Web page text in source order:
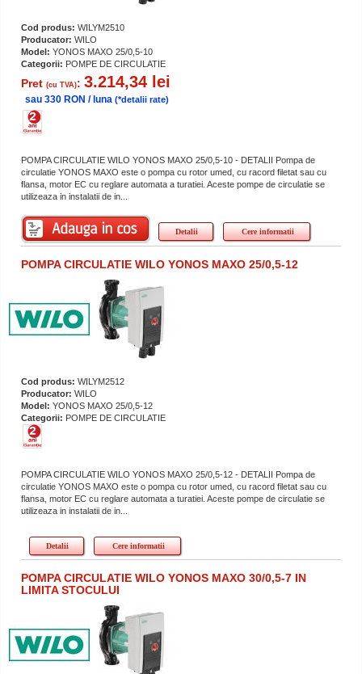
Cod produs: WILYM2510
Producator: WILO
Model: YONOS MAXO 25/0,5-10
Categorii: POMPE DE CIRCULATIE
Pret (cu TVA): 3.214,34 lei
sau 330 RON / luna (*detalii rate)
POMPA CIRCULATIE WILO YONOS MAXO 25/0,5-10 - DETALII Pompa de
circulatie YONOS MAXO este o pompa cu rotor umed, cu racord filetat sau cu
flansa, motor EC cu reglare automata a turatiei. Aceste pompe de circulatie se
utilizeaza in instalatii de in...
Detalii Cere informatii
POMPA CIRCULATIE WILO YONOS MAXO 25/0,5-12
Cod produs: WILYM2512
Producator: WILO
Model: YONOS MAXO 25/0,5-12
Categorii: POMPE DE CIRCULATIE
POMPA CIRCULATIE WILO YONOS MAXO 25/0,5-12 - DETALII Pompa de
circulatie YONOS MAXO este o pompa cu rotor umed, cu racord filetat sau cu
flansa, motor EC cu reglare automata a turatiei. Aceste pompe de circulatie se
utilizeaza in instalatii de in...
Detalii Cere informatii
POMPA CIRCULATIE WILO YONOS MAXO 30/0,5-7 IN
LIMITA STOCULUI